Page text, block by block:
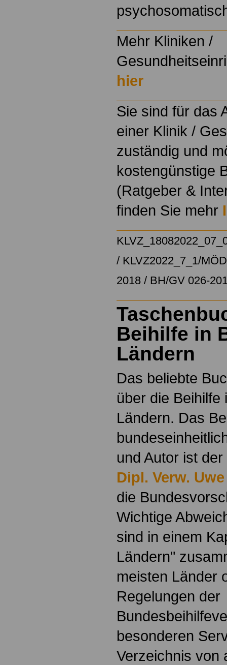
Mehr Kliniken /
hier
Sie sind für das
einer Klinik /
zuständig und
kostengünstige
(Ratgeber &
finden Sie mehr
/ KLVZ2022_7_1/
2018 / BH/GV 026-
Beihilfe in
Ländern
Das beliebte
über die Beihilfe
Ländern. Das
und Autor ist der
Dipl. Verw.
die
Wichtige
sind in einem
Ländern"
meisten Länder
Regelungen der
besonderen
Verzeichnis von